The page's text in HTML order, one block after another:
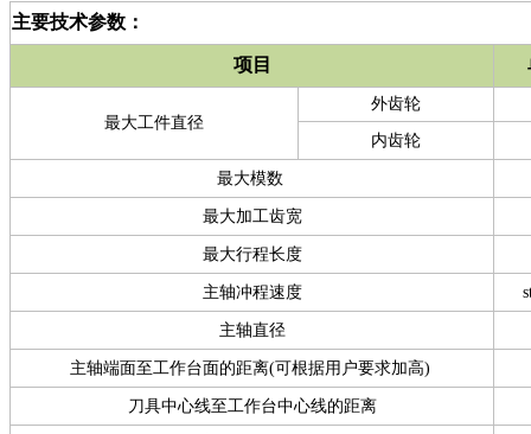
主要技术参数：
项目
最大工件直径
外齿轮
内齿轮
最大模数
最大加工齿宽
最大行程长度
主轴冲程速度
主轴直径
主轴端面至工作台面的距离(可根据用户要求加高)
刀具中心线至工作台中心线的距离